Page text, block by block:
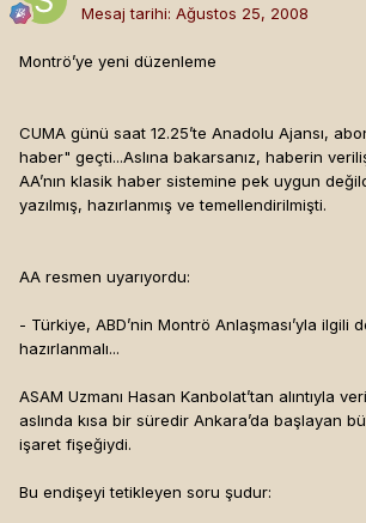
Mesaj tarihi: Ağustos 25, 2008
Montrö’ye yeni düzenleme
CUMA günü saat 12.25’te Anadolu Ajansı,
haber" geçti...Aslına bakarsanız, haberin
AA’nın klasik haber sistemine pek uygun
yazılmış, hazırlanmış ve temellendirilmişti.
AA resmen uyarıyordu:
- Türkiye, ABD’nin Montrö Anlaşması’yla ilgili
hazırlanmalı...
ASAM Uzmanı Hasan Kanbolat’tan alıntıyla
aslında kısa bir süredir Ankara’da başlayan
işaret fişeğiydi.
Bu endişeyi tetikleyen soru şudur: